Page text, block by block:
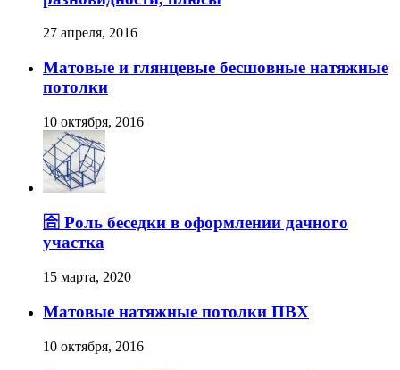
27 апреля, 2016
Матовые и глянцевые бесшовные натяжные
потолки
10 октября, 2016
🈴 Роль беседки в оформлении дачного
участка
15 марта, 2020
Матовые натяжные потолки ПВХ
10 октября, 2016